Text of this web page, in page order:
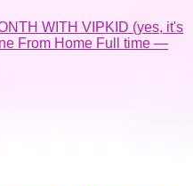
WITH VIPKID (yes, it's
From Home Full time —